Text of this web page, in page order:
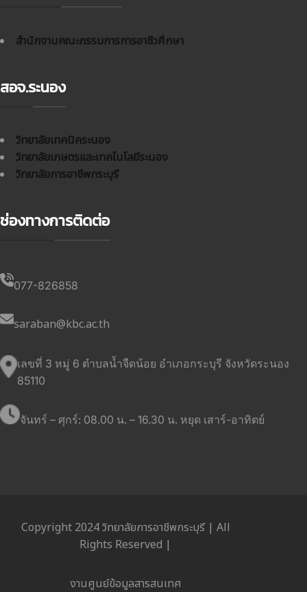
สำนักงานคณะกรรมการการอาชีวศึกษา
สอจ.ระนอง
วิทยาลัยเทคนิคระนอง
วิทยาลัยเกษตรและเทคโนโลยีระนอง
วิทยาลัยการอาชีพกระบุรี
ช่องทางการติดต่อ
077-826858
saraban@kbc.ac.th
เลขที่ 3 หมู่ 6 ตำบลน้ำจืดน้อย อำเภอกระบุรี จังหวัดระนอง
85110
จันทร์ – ศุกร์: 08.00 น. – 16.30 น. หยุด เสาร์-อาทิตย์
Copyright 2024 วิทยาลัยการอาชีพกระบุรี | All
Rights Reserved |
งานศูนย์ข้อมูลสารสนเทศ